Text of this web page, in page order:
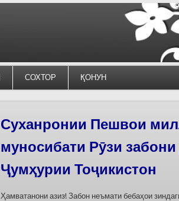
СОХТОР ҚОНУН
Силсилаи ёдгориҳои
барои сабт дар
омода мешаванд
Дар бахшҳои семинар вазъи омодасозии